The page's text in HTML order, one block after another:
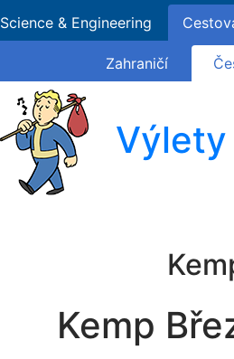
Science & Engineering
Zahraničí
Kemp